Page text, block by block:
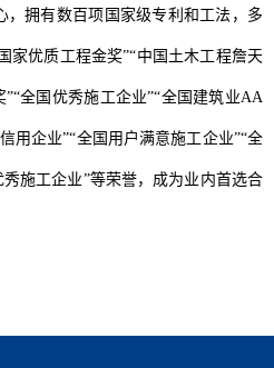
，拥有数百项国家级专利和工法，多
家优质工程金奖”“中国土木工程詹天
全国优秀施工企业”“全国建筑业AA
用企业”“全国用户满意施工企业”“全
施工企业”等荣誉，成为业内首选合